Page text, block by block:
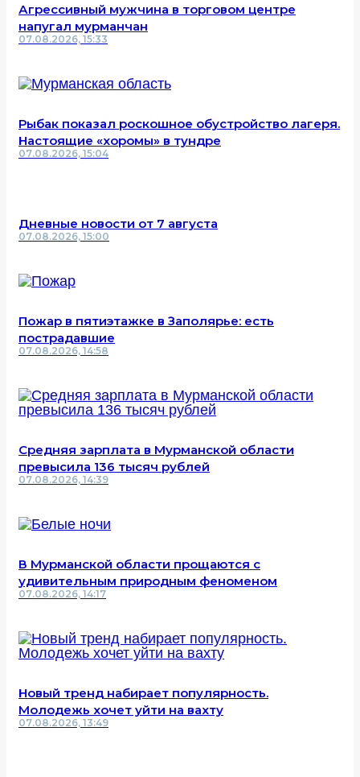
Агрессивный мужчина в торговом центре
напугал мурманчан
07.08.2026, 15:33
Рыбак показал роскошное обустройство лагеря.
Настоящие «хоромы» в тундре
07.08.2026, 15:04
Дневные новости от 7 августа
07.08.2026, 15:00
Пожар в пятиэтажке в Заполярье: есть
пострадавшие
07.08.2026, 14:58
Средняя зарплата в Мурманской области
превысила 136 тысяч рублей
07.08.2026, 14:39
В Мурманской области прощаются с
удивительным природным феноменом
07.08.2026, 14:17
Новый тренд набирает популярность.
Молодежь хочет уйти на вахту
07.08.2026, 13:49